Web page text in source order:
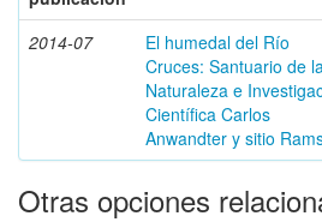
2014-07
El humedal del Río
Cruces: Santuario de
Naturaleza e
Científica Carlos
Anwandter y sitio
Otras opciones